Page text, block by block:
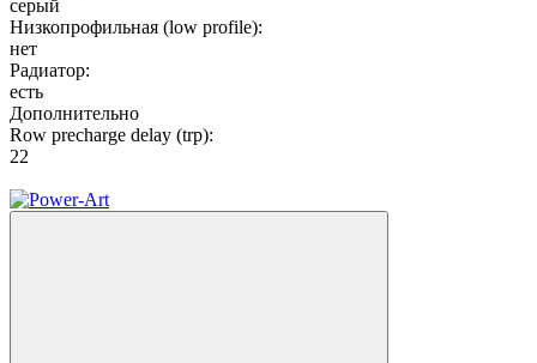
серый
Низкопрофильная (low profile):
нет
Радиатор:
есть
Дополнительно
Row precharge delay (trp):
22